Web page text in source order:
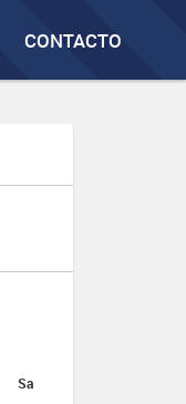
CONTACTO
Sa